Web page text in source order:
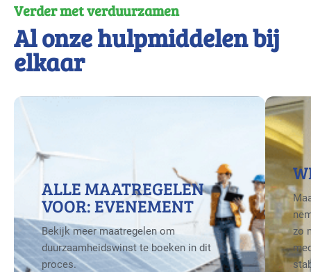
Verder met verduurzamen
Al onze hulpmiddelen bij
elkaar
ALLE MAATREGELEN
VOOR: EVENEMENT
Bekijk meer maatregelen om
duurzaamheidswinst te boeken in dit
proces.
zo